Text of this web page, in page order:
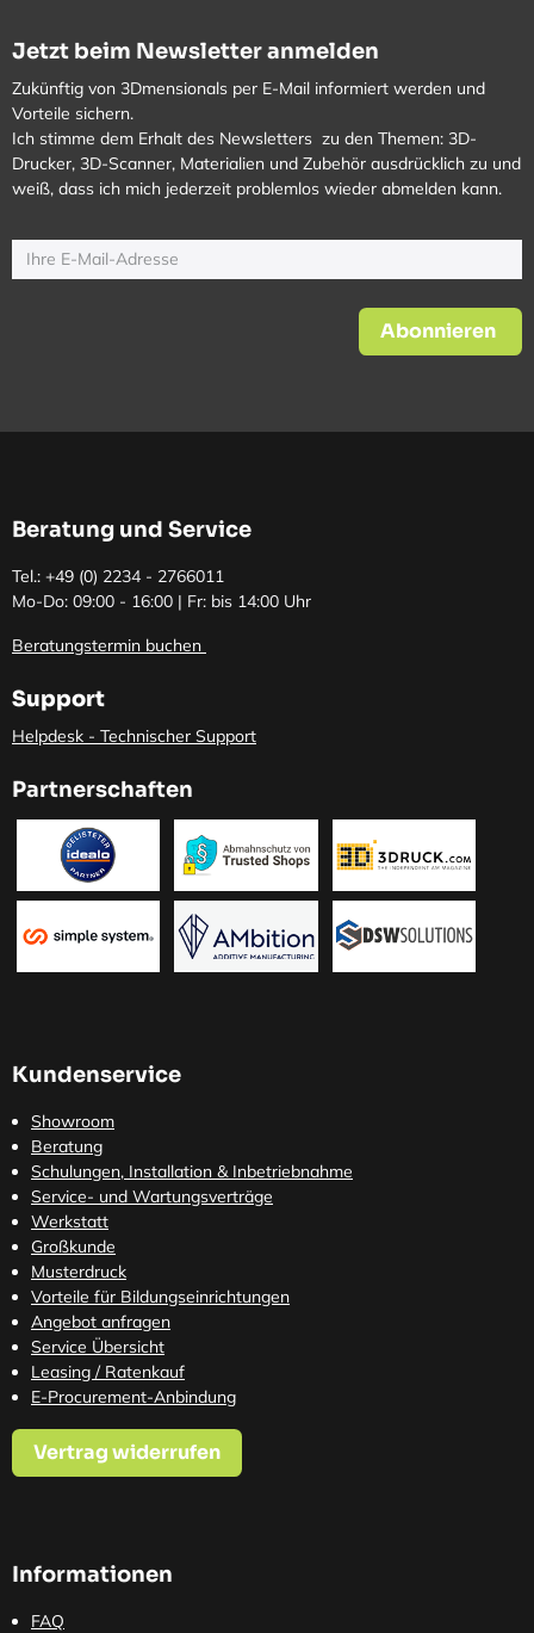
Jetzt beim Newsletter anmelden
Zukünftig von 3Dmensionals per E-Mail informiert werden und
Vorteile sichern.
Ich stimme dem Erhalt des Newsletters zu den Themen: 3D-
Drucker, 3D-Scanner, Materialien und Zubehör ausdrücklich zu und
weiß, dass ich mich jederzeit problemlos wieder abmelden kann.
Abonnieren
Beratung und Service
Tel.: +49 (0) 2234 - 2766011
Mo-Do: 09:00 - 16:00 | Fr: bis 14:00 Uhr
Beratungstermin buchen
Support
Helpdesk - Technischer Support
Partnerschaften
Kundenservice
Showroom
Beratung
Schulungen, Installation & Inbetriebnahme
Service- und Wartungsverträge
Werkstatt
Großkunde
Musterdruck
Vorteile für Bildungseinrichtungen
Angebot anfragen
Service Übersicht
Leasing / Ratenkauf
E-Procurement-Anbindung
Vertrag widerrufen
Informationen
FAQ